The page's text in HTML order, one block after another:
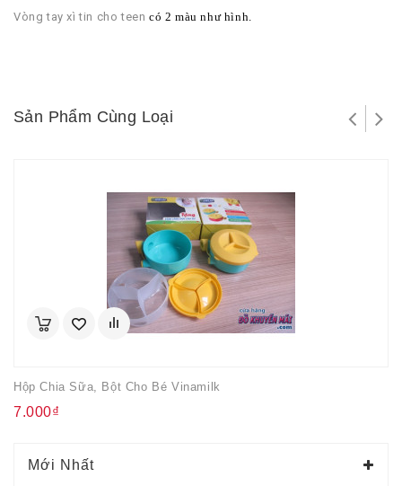
Vòng tay xì tin cho teen có 2 màu như hình.
Sản Phẩm Cùng Loại
Hộp Chia Sữa, Bột Cho Bé Vinamilk
7.000₫
Mới Nhất